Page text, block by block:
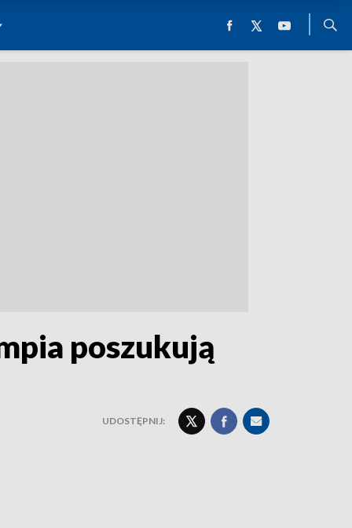
poszukują
UDOSTĘPNIJ: